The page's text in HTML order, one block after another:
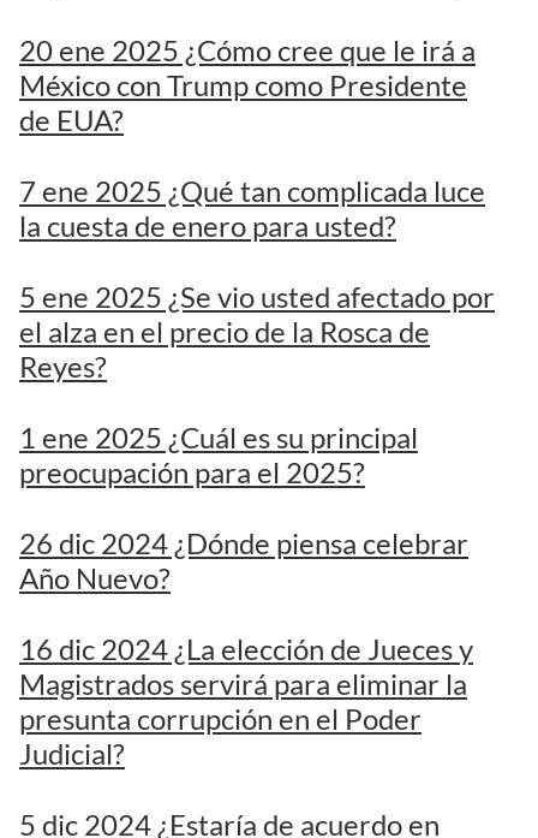
20 ene 2025 ¿Cómo cree que le irá a
México con Trump como Presidente
de EUA?
7 ene 2025 ¿Qué tan complicada luce
la cuesta de enero para usted?
5 ene 2025 ¿Se vio usted afectado por
el alza en el precio de la Rosca de
Reyes?
1 ene 2025 ¿Cuál es su principal
preocupación para el 2025?
26 dic 2024 ¿Dónde piensa celebrar
Año Nuevo?
16 dic 2024 ¿La elección de Jueces y
Magistrados servirá para eliminar la
presunta corrupción en el Poder
Judicial?
5 dic 2024 ¿Estaría de acuerdo en